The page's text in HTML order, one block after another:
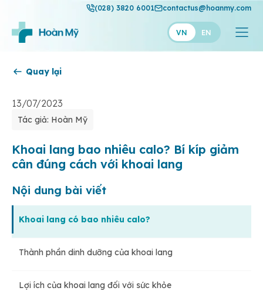
(028) 3820 6001 contactus@hoanmy.com
VN EN
Thuận Mỹ
Quay lại
13/07/2023
Tác giả: Hoàn Mỹ
Khoai lang bao nhiêu calo? Bí kíp giảm
cân đúng cách với khoai lang
Nội dung bài viết
Khoai lang có bao nhiêu calo?
Thành phần dinh dưỡng của khoai lang
Lợi ích của khoai lang đối với sức khỏe